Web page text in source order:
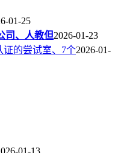
01-25
司、人教但2026-01-23
的尝试室、7个2026-01-